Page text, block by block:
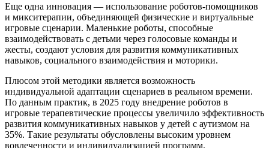
Еще одна инновация — использование роботов-помощников
и микситерапии, объединяющей физические и виртуальные
игровые сценарии. Маленькие роботы, способные
взаимодействовать с детьми через голосовые команды и
жесты, создают условия для развития коммуникативных
навыков, социального взаимодействия и моторики.
Плюсом этой методики является возможность
индивидуальной адаптации сценариев в реальном времени.
По данным практик, в 2025 году внедрение роботов в
игровые терапевтические процессы увеличило эффективность
развития коммуникативных навыков у детей с аутизмом на
35%. Такие результаты обусловлены высоким уровнем
вовлеченности и индивидуализацией программ.